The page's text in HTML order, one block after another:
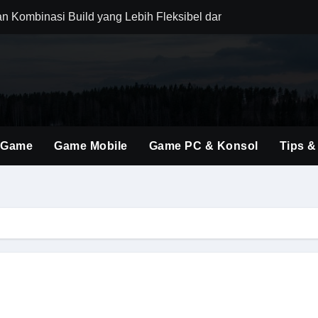
Kombinasi Build yang Lebih Fleksibel dan Powerful
Konten Baru dengan Dunia yang Semakin Luas
Game Konsol dengan Atmosfer Sinematik Tinggi
Terbaru untuk Mendominasi Setiap Pertandingan
Game Mobile Game PC & Konsol Tips